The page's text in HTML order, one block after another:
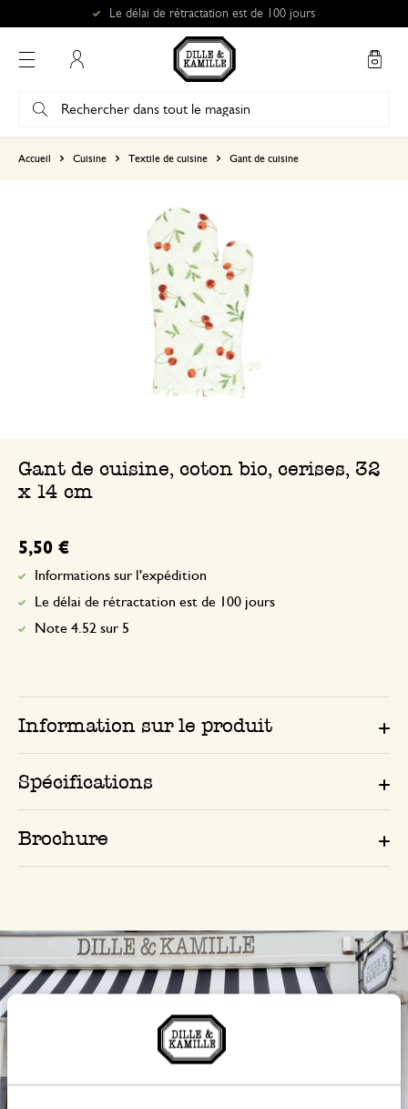
Le délai de rétractation est de 100 jours
Accueil Cuisine Textile de cuisine Gant de cuisine
Gant de cuisine, coton bio, cerises, 32
x 14 cm
5,50 €
Informations sur l'expédition
Le délai de rétractation est de 100 jours
Note 4.52 sur 5
Information sur le produit
Spécifications
Brochure